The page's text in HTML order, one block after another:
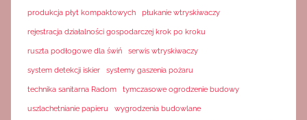
produkcja płyt kompaktowych płukanie wtryskiwaczy
rejestracja działalności gospodarczej krok po kroku
ruszta podłogowe dla świń serwis wtryskiwaczy
system detekcji iskier systemy gaszenia pożaru
technika sanitarna Radom tymczasowe ogrodzenie budowy
uszlachetnianie papieru wygrodzenia budowlane